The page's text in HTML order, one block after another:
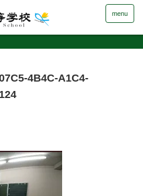
menu
4B4C-A1C4-